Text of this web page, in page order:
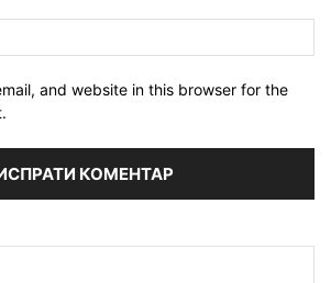
and website in this browser for the